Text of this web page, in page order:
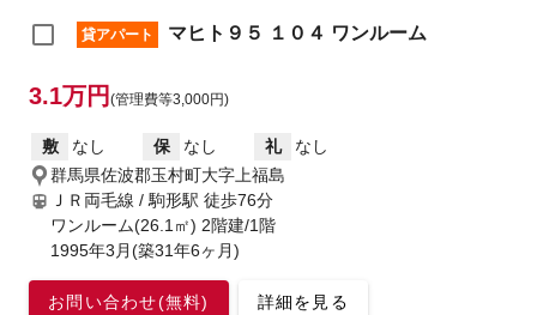
貸アパート マヒト９５ １０４ ワンルーム
3.1万円 (管理費等3,000円)
敷 なし 保 なし 礼
なし
群馬県佐波郡玉村町大字上福島
ＪＲ両毛線 / 駒形駅 徒歩76分
ワンルーム(26.1㎡) 2階建/1階
1995年3月(築31年6ヶ月)
お問い合わせ(無料) 詳細を見る